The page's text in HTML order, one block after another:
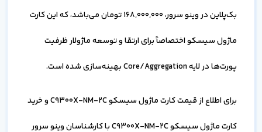
بک‌پلاین در وینو سرور،168,000,000تومان می‌باشد، که این کارت
ماژول سیسکو اختصاصاً برای ارتقا و توسعه ماژولار ظرفیت
پورت‌ها در لایه Core/Aggregation بهینه‌سازی شده است.
برای اطلاع از قیمت کارت ماژول سیسکو C9300X-NM-2C و خرید
کارت ماژول سیسکو C9300X-NM-2C با کارشناسان وینو سرور